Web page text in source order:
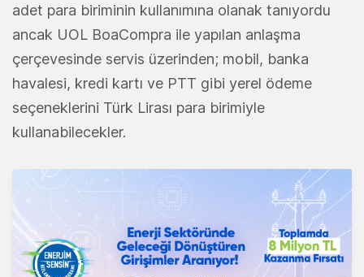
adet para biriminin kullanımına olanak tanıyordu
ancak UOL BoaCompra ile yapılan anlaşma
çerçevesinde servis üzerinden; mobil, banka
havalesi, kredi kartı ve PTT gibi yerel ödeme
seçeneklerini Türk Lirası para birimiyle
kullanabilecekler.